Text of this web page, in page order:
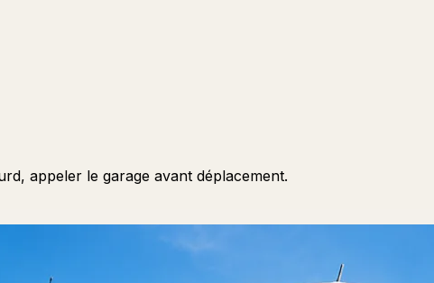
appeler le garage avant déplacement.